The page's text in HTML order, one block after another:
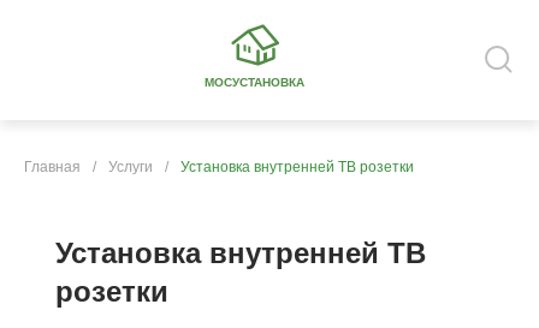
МОСУСТАНОВКА
Главная / Услуги / Установка внутренней ТВ розетки
Установка внутренней ТВ
розетки